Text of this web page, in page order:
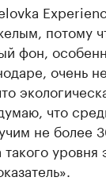
потому
фон,
очень
что
не более
уровня